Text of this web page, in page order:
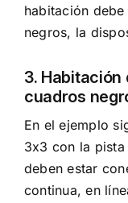
habitación
negros, la
3.
cuadros
En el ejemplo
3x3 con la
deben estar
continua, en